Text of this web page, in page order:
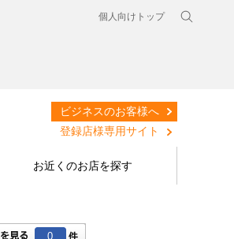
個人向けトップ
ビジネスのお客様へ
登録店様専用サイト
お近くのお店を探す
0